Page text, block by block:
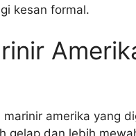
kesan formal.
amerika yang